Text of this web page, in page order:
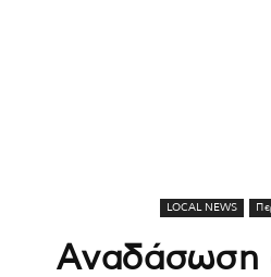
LOCAL NEWS
Αναδάσωση